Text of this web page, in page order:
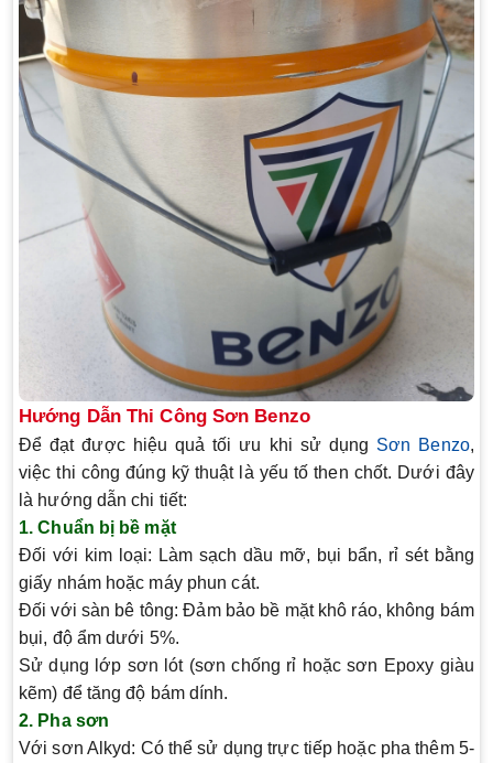
Hướng Dẫn Thi Công Sơn Benzo
Để đạt được hiệu quả tối ưu khi sử dụng Sơn Benzo,
việc thi công đúng kỹ thuật là yếu tố then chốt. Dưới đây
là hướng dẫn chi tiết:
1. Chuẩn bị bề mặt
Đối với kim loại: Làm sạch dầu mỡ, bụi bẩn, rỉ sét bằng
giấy nhám hoặc máy phun cát.
Đối với sàn bê tông: Đảm bảo bề mặt khô ráo, không bám
bụi, độ ẩm dưới 5%.
Sử dụng lớp sơn lót (sơn chống rỉ hoặc sơn Epoxy giàu
kẽm) để tăng độ bám dính.
2. Pha sơn
Với sơn Alkyd: Có thể sử dụng trực tiếp hoặc pha thêm 5-